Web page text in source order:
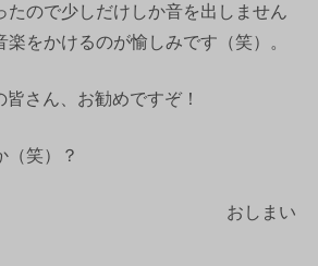
たので少しだけしか音を出しません
をかけるのが愉しみです（笑）。
さん、お勧めですぞ！
（笑）？
おしまい